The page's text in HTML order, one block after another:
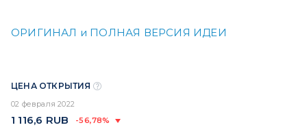
ОРИГИНАЛ и ПОЛНАЯ ВЕРСИЯ ИДЕИ
ЦЕНА ОТКРЫТИЯ
02 февраля 2022
1 116,6 RUB -56,78%